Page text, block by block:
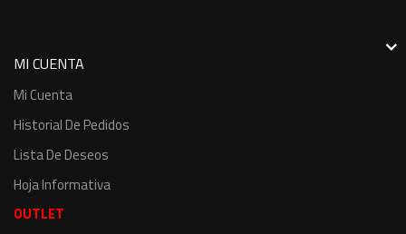
MI CUENTA
Mi Cuenta
Historial De Pedidos
Lista De Deseos
Hoja Informativa
OUTLET